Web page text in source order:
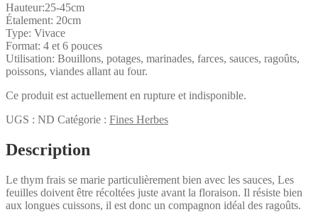
Hauteur:25-45cm
Étalement: 20cm
Type: Vivace
Format: 4 et 6 pouces
Utilisation: Bouillons, potages, marinades, farces, sauces, ragoûts,
poissons, viandes allant au four.
Ce produit est actuellement en rupture et indisponible.
UGS : ND Catégorie : Fines Herbes
Description
Le thym frais se marie particulièrement bien avec les sauces, Les
feuilles doivent être récoltées juste avant la floraison. Il résiste bien
aux longues cuissons, il est donc un compagnon idéal des ragoûts.